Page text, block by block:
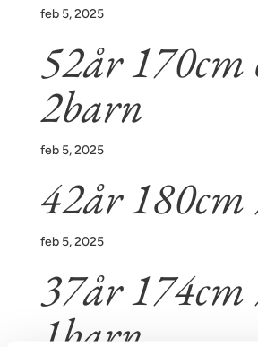
feb 5, 2025
52år 170cm
2barn
feb 5, 2025
42år 180cm
feb 5, 2025
37år 174cm
1barn